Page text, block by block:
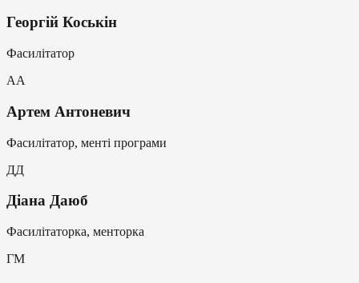
Георгій Коськін
Фасилітатор
АА
Артем Антоневич
Фасилітатор, менті програми
ДД
Діана Даюб
Фасилітаторка, менторка
ГМ